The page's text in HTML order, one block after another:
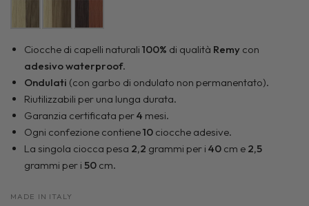
Ciocche di capelli naturali 100% di qualità Remy con
adesivo waterproof.
Ondulati (con garbo di ondulato non permanentato).
Riutilizzabili per una lunga durata.
Garanzia certificata per4 mesi.
Ogni confezione contiene10 ciocche adesive.
La singola ciocca pesa 2,2 grammi per i 40 cm e 2,5
grammi per i 50 cm.
MADE IN ITALY